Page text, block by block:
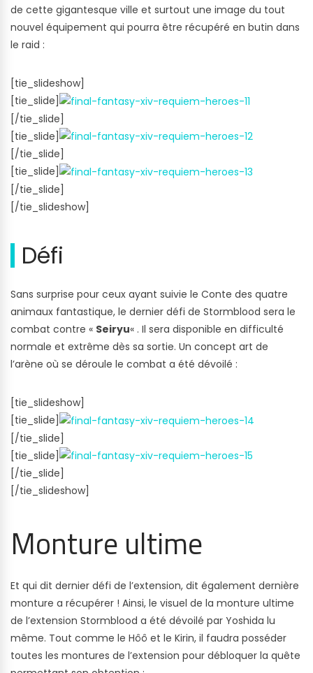
de cette gigantesque ville et surtout une image du tout
nouvel équipement qui pourra être récupéré en butin dans
le raid :
[tie_slideshow]
[tie_slide]
[/tie_slide]
[tie_slide]
[/tie_slide]
[tie_slide]
[/tie_slide]
[/tie_slideshow]
Défi
Sans surprise pour ceux ayant suivie le Conte des quatre
animaux fantastique, le dernier défi de Stormblood sera le
combat contre « Seiryu« . Il sera disponible en difficulté
normale et extrême dès sa sortie. Un concept art de
l’arène où se déroule le combat a été dévoilé :
[tie_slideshow]
[tie_slide]
[/tie_slide]
[tie_slide]
[/tie_slide]
[/tie_slideshow]
Monture ultime
Et qui dit dernier défi de l’extension, dit également dernière
monture a récupérer ! Ainsi, le visuel de la monture ultime
de l’extension Stormblood a été dévoilé par Yoshida lu
même. Tout comme le Hôô et le Kirin, il faudra posséder
toutes les montures de l’extension pour débloquer la quête